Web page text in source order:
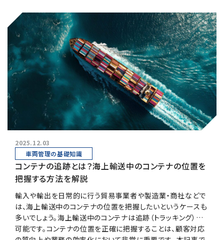
2025.12.03
車両管理の基礎知識
コンテナの追跡とは？海上輸送中のコンテナの位置を
把握する方法を解説
輸入や輸出を日常的に行う貿易事業者や製造業・商社などで
は、海上輸送中のコンテナの位置を把握したいというケースも
多いでしょう。海上輸送中のコンテナは追跡（トラッキング）が
可能です。コンテナの位置を正確に把握することは、顧客対応